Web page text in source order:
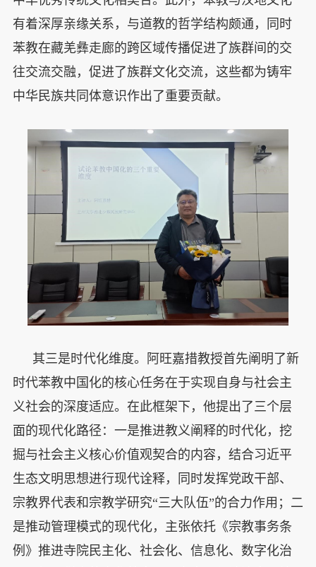
有着深厚亲缘关系，与道教的哲学结构颇通，同时
苯教在藏羌彝走廊的跨区域传播促进了族群间的交
往交流交融，促进了族群文化交流，这些都为铸牢
中华民族共同体意识作出了重要贡献。
其三是时代化维度。阿旺嘉措教授首先阐明了新
时代苯教中国化的核心任务在于实现自身与社会主
义社会的深度适应。在此框架下，他提出了三个层
面的现代化路径：一是推进教义阐释的时代化，挖
掘与社会主义核心价值观契合的内容，结合习近平
生态文明思想进行现代诠释，同时发挥党政干部、
宗教界代表和宗教学研究“三大队伍”的合力作用；二
是推动管理模式的现代化，主张依托《宗教事务条
例》推进寺院民主化、社会化、信息化、数字化治